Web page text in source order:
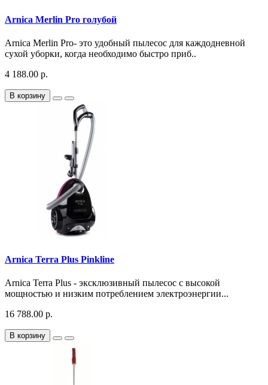
Arnica Merlin Pro голубой
Arnica Merlin Pro- это удобный пылесос для каждодневной
сухой уборки, когда необходимо быстро приб..
4 188.00 р.
В корзину
Arnica Terra Plus Pinkline
Arnica Terra Plus - эксклюзивный пылесос с высокой
мощностью и низким потреблением электроэнергии...
16 788.00 р.
В корзину